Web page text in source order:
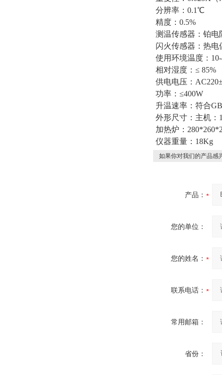
分辨率：0.1℃
精度：0.5%
测温传感器：铂电
闪火传感器：热电
使用环境温度：
相对湿度：≤ 85%
供电电压：
功率：≤400W
升温速率：符合
外形尺寸：主机：
加热炉：
仪器重量：18Kg
如果你对我们的产品感
产品：
您的单位：
您的姓名：
联系电话：
常用邮箱：
省份：